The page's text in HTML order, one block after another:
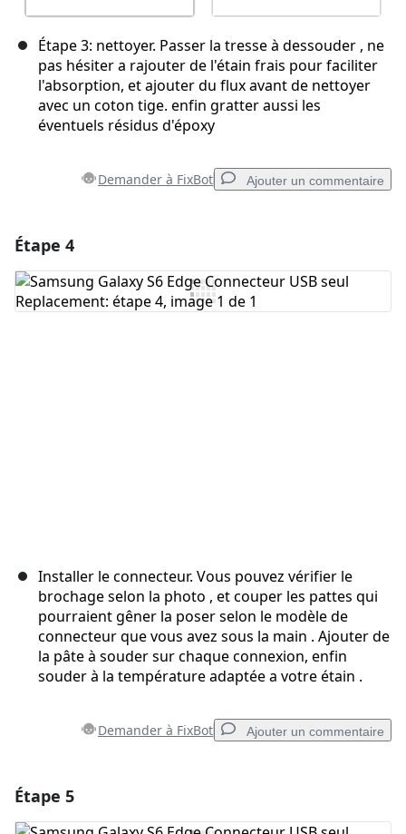
Étape 3: nettoyer. Passer la tresse à dessouder , ne
pas hésiter a rajouter de l'étain frais pour faciliter
l'absorption, et ajouter du flux avant de nettoyer
avec un coton tige. enfin gratter aussi les
éventuels résidus d'époxy
Demander à FixBot Ajouter un commentaire
Ajouter un commentaire
Étape 4
Installer le connecteur. Vous pouvez vérifier le
brochage selon la photo , et couper les pattes qui
pourraient gêner la poser selon le modèle de
connecteur que vous avez sous la main . Ajouter de
la pâte à souder sur chaque connexion, enfin
souder à la température adaptée a votre étain .
Demander à FixBot Ajouter un commentaire
Étape 5